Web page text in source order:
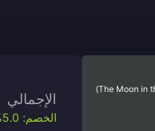
The Moon in
الإجمالي
الخصم: 5.0% OFF